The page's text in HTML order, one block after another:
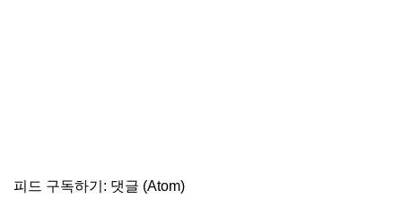
피드 구독하기: 댓글 (Atom)